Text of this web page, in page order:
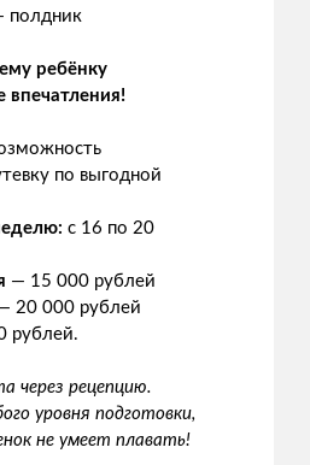
полдник
ребёнку
впечатления!
по выгодной
с 16 по 20
— 15 000 рублей
20 000 рублей
рублей.
через рецепцию.
уровня подготовки,
не умеет плавать!